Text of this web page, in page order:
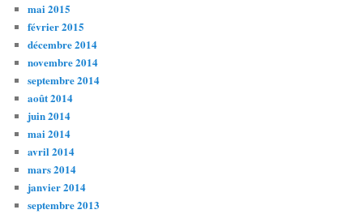
mai 2015
février 2015
décembre 2014
novembre 2014
septembre 2014
août 2014
juin 2014
mai 2014
avril 2014
mars 2014
janvier 2014
septembre 2013